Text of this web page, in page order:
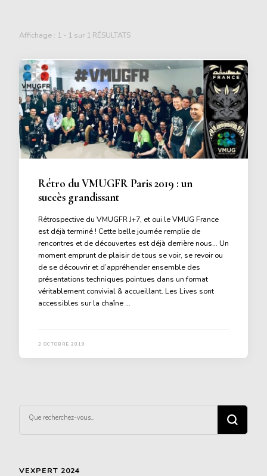
Affichage : 1 - 1 sur 1 RÉSULTATS
Rétro du VMUGFR Paris 2019 : un
succès grandissant
Rétrospective du VMUGFR J+7, et oui le VMUG France
est déjà terminé ! Cette belle journée remplie de
rencontres et de découvertes est déjà derrière nous… Un
moment emprunt de plaisir de tous se voir, se revoir ou
de se découvrir et d’appréhender ensemble des
présentations techniques pointues dans un format
véritablement convivial & accueillant. Les Lives sont
accessibles sur la chaîne …
3 OCTOBRE 2019
recherchiez
quelque
VEXPERT 2024